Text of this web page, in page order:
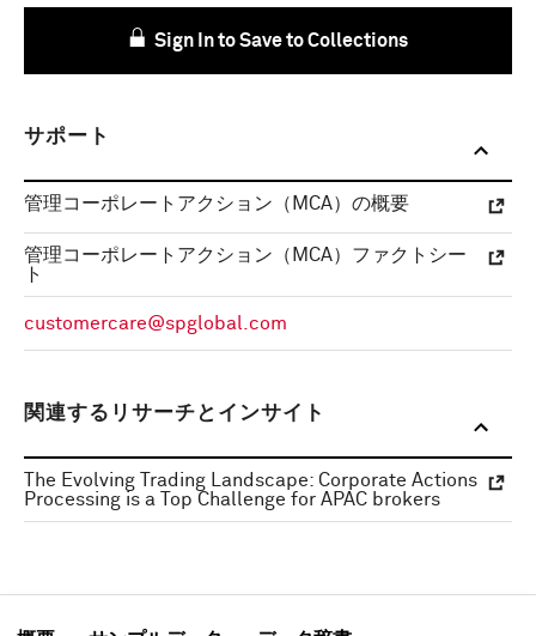
Sign In to Save to Collections
サポート
管理コーポレートアクション（MCA）の概要
管理コーポレートアクション（MCA）ファクトシー
ト
customercare@spglobal.com
関連するリサーチとインサイト
The Evolving Trading Landscape: Corporate Actions
Processing is a Top Challenge for APAC brokers